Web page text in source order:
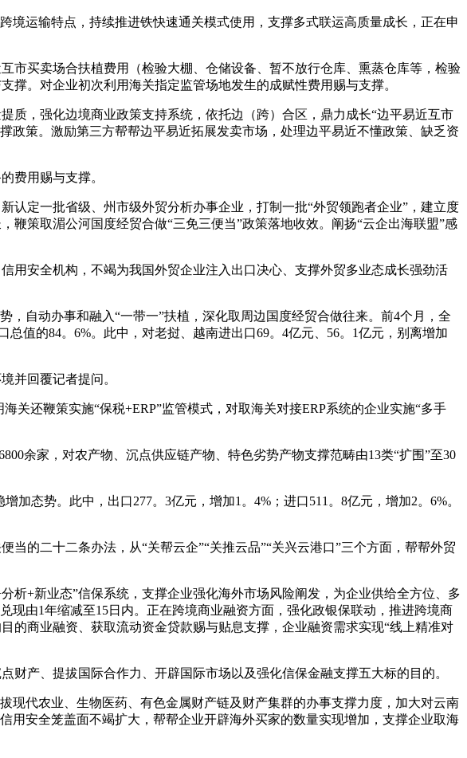
运输特点，持续推进铁快速通关模式使用，支撑多式联运高质量成长，正在申
买卖场合扶植费用（检验大棚、仓储设备、暂不放行仓库、熏蒸仓库等，检验
。对企业初次利用海关指定监管场地发生的成赋性费用赐与支撑。
，强化边境商业政策支持系统，依托边（跨）合区，鼎力成长“边平易近互市
政策。激励第三方帮帮边平易近拓展发卖市场，处理边平易近不懂政策、缺乏资
费用赐与支撑。
定一批省级、州市级外贸分析办事企业，打制一批“外贸领跑者企业”，建立度
策取湄公河国度经贸合做“三免三便当”政策落地收效。阐扬“云企出海联盟”感
安全机构，不竭为我国外贸企业注入出口决心、支撑外贸多业态成长强劲活
自动办事和融入“一带一”扶植，深化取周边国度经贸合做往来。前4个月，全
值的84。6%。此中，对老挝、越南进出口69。4亿元、56。1亿元，别离增加
并回覆记者提问。
还鞭策实施“保税+ERP”监管模式，对取海关对接ERP系统的企业实施“多手
余家，对农产物、沉点供应链产物、特色劣势产物支撑范畴由13类“扩围”至30
态势。此中，出口277。3亿元，增加1。4%；进口511。8亿元，增加2。6%。
的二十二条办法，从“关帮云企”“关推云品”“关兴云港口”三个方面，帮帮外贸
+新业态”信保系统，支撑企业强化海外市场风险阐发，为企业供给全方位、多
由1年缩减至15日内。正在跨境商业融资方面，强化政银保联动，推进跨境商
的商业融资、获取流动资金贷款赐与贴息支撑，企业融资需求实现“线上精准对
产、提拔国际合作力、开辟国际市场以及强化信保金融支撑五大标的目的。
代农业、生物医药、有色金属财产链及财产集群的办事支撑力度，加大对云南
用安全笼盖面不竭扩大，帮帮企业开辟海外买家的数量实现增加，支撑企业取海